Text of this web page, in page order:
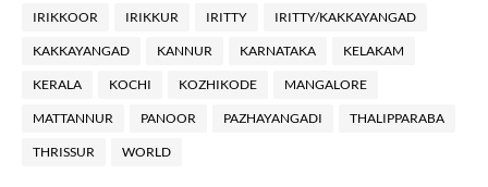
IRIKKOOR IRIKKUR IRITTY IRITTY/KAKKAYANGAD
KAKKAYANGAD KANNUR KARNATAKA KELAKAM
KERALA KOCHI KOZHIKODE MANGALORE
MATTANNUR PANOOR PAZHAYANGADI THALIPPARABA
THRISSUR WORLD